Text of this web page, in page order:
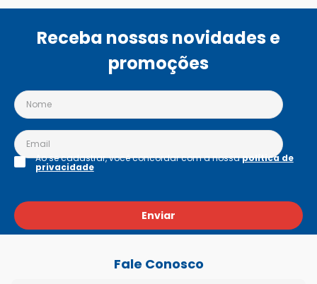
Receba nossas novidades e
promoções
Enviar
Ao se cadastrar, você concordar com a nossapolítica de
privacidade
Fale Conosco